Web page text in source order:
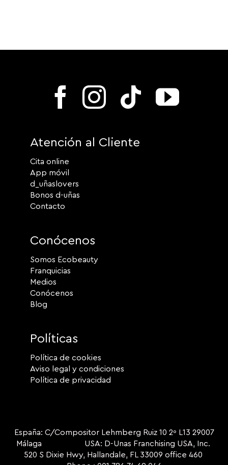
Atención al Cliente
Cita online
App móvil
d_uñaslovers
Bonos d-uñas
Contacto
Conócenos
Somos Ecobeauty
Franquicias
Medios
Conócenos
Blog
Políticas
Política de cookies
Aviso legal y condiciones
Política de privacidad
España: C/Compositor Lehmberg Ruiz 10 2º L13 29007
Málaga USA: D-Unas Franchising USA, Inc.
520 S Dixie Hwy, Hallandale, FL 33009 office 460